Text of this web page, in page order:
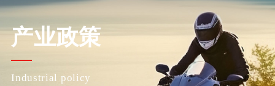
产业政策
Industrial policy